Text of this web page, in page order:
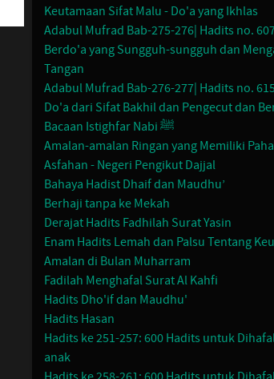
Keutamaan Sifat Malu - Do'a yang Ikhlas
Adabul Mufrad Bab-275-276| Hadits no.
Berdo'a yang Sungguh-sungguh dan
Tangan
Adabul Mufrad Bab-276-277| Hadits no.
Do'a dari Sifat Bakhil dan Pengecut dan
Bacaan Istighfar Nabi ﷺ
Amalan-amalan Ringan yang Memiliki
Asfahan - Negeri Pengikut Dajjal
Bahaya Hadist Dhaif dan Maudhu’
Berhaji tanpa ke Mekah
Derajat Hadits Fadhilah Surat Yasin
Enam Hadits Lemah dan Palsu Tentang
Amalan di Bulan Muharram
Fadilah Menghafal Surat Al Kahfi
Hadits Dho'if dan Maudhu'
Hadits Hasan
Hadits ke 251-257: 600 Hadits untuk
anak